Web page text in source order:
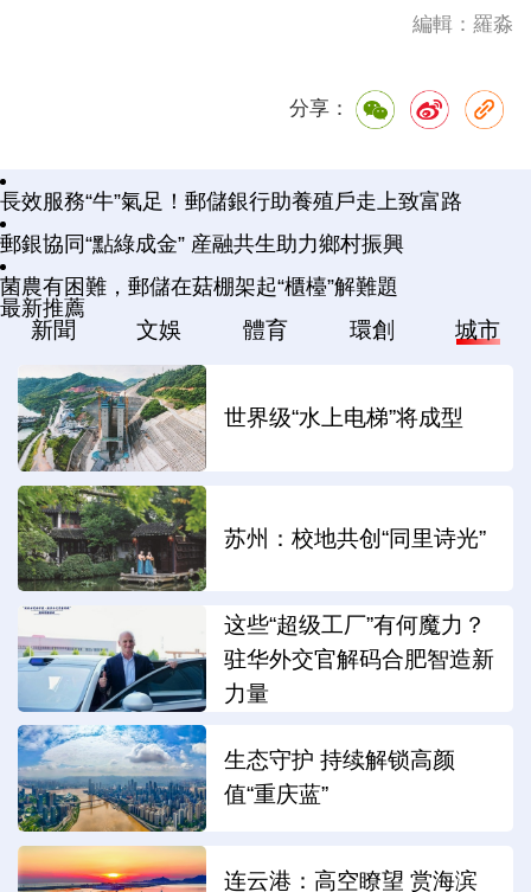
編輯：羅淼
分享：
長效服務“牛”氣足！郵儲銀行助養殖戶走上致富路
郵銀協同“點綠成金” 産融共生助力鄉村振興
菌農有困難，郵儲在菇棚架起“櫃檯”解難題
最新推薦
新聞 文娛 體育 環創 城市
世界级“水上电梯”将成型
苏州：校地共创“同里诗光”
这些“超级工厂”有何魔力？
驻华外交官解码合肥智造新
力量
生态守护 持续解锁高颜
值“重庆蓝”
连云港：高空瞭望 赏海滨